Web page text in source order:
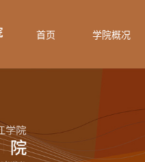
首页 学院概况